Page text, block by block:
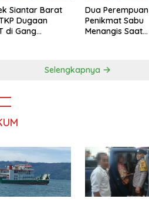
Siantar Barat
Dugaan
di Gang
Dua Perempuan
Penikmat Sabu
Menangis Saat
Selengkapnya